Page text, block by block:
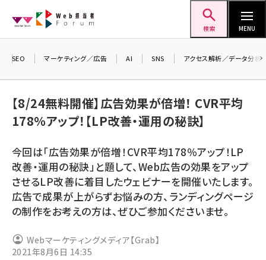
ン
検索 MENU
ai (2814)
youtube (2441)
note (2317)
z世代 (1623)
SEO マーケティング／広告 AI SNS アクセス解析／データ分析
【8/24無料開催】広告効果が倍増！ CVR平均
178％アップ！【LP改善・運用の秘訣】
今回は「広告効果が倍増！CVR平均178％アップ！LP
改善・運用の秘訣」と題して、Web広告の効果をアップ
させるLP改善に着目したウェビナーを開催いたします。
広告で成果が上がらずお悩みの方、ランディングページ
の制作をお考えの方は、ぜひご参加くださいませ。
Webマーケティングメディア【Grab】
2021年8月6日 14:35